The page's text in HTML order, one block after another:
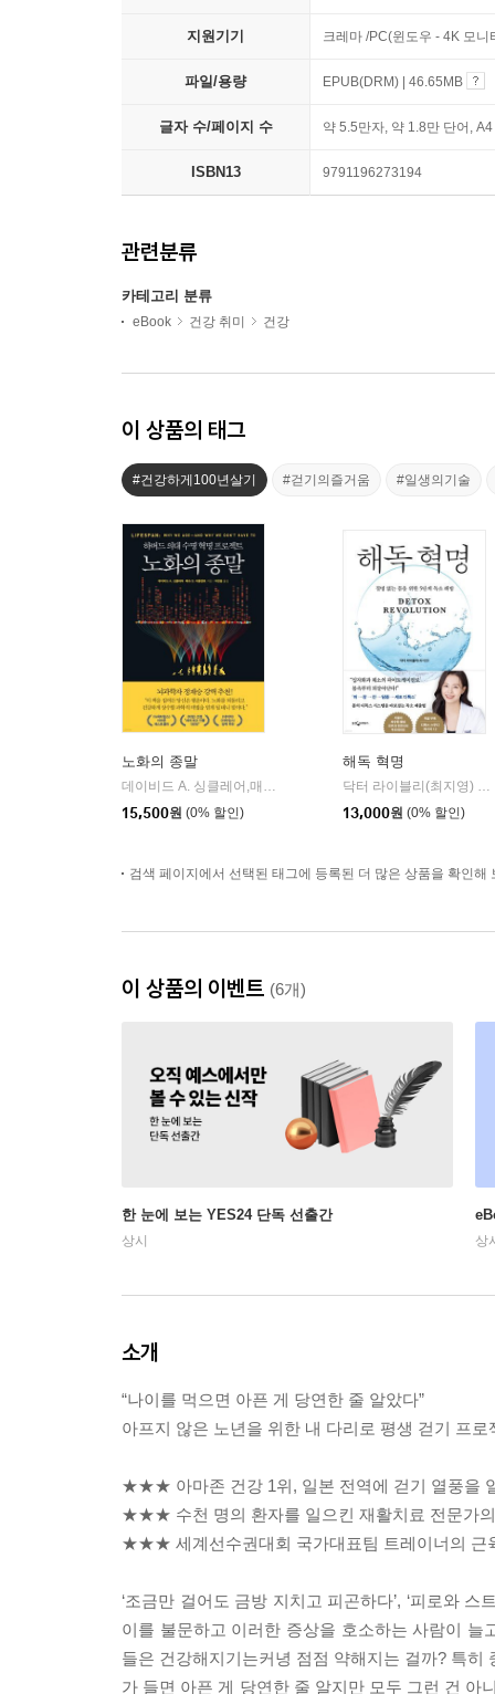
지원기기 크레마 /PC(윈도우 - 4K 모
파일/용량 EPUB(DRM) | 46.65MB
글자 수/페이지 수 약 5.5만자, 약 1.8만 단어,
ISBN13 9791196273194
관련분류
카테고리 분류
eBook 건강 취미 건강
이 상품의 태그
#건강하게100년살기 #걷기의즐거움 #일생의기술
노화의 종말
데이비드 A. 싱클레어,매슈 D. 러플랜트 공저/이한음 역 | 부키
15,500원 (0% 할인)
해독 혁명
닥터 라이블리(최지영) 저
13,000원 (0% 할인)
검색 페이지에서 선택된 태그에 등록된 더 많은 상품을 확인해
이 상품의 이벤트 (6개)
한 눈에 보는 YES24 단독 선출간
상시 상
소개
“나이를 먹으면 아픈 게 당연한 줄 알았다”
아프지 않은 노년을 위한 내 다리로 평생 걷기 프로
★★★ 아마존 건강 1위, 일본 전역에 걷기 열풍
★★★ 수천 명의 환자를 일으킨 재활치료 전문가
★★★ 세계선수권대회 국가대표팀 트레이너의
‘조금만 걸어도 금방 지치고 피곤하다’, ‘피로와
이를 불문하고 이러한 증상을 호소하는 사람이
들은 건강해지기는커녕 점점 약해지는 걸까? 특
가 들면 아픈 게 당연한 줄 알지만 모두 그런 건 아